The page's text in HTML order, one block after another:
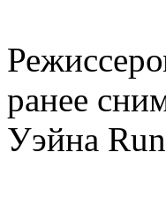
ранее
Уэйна